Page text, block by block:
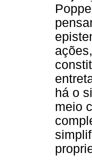
há o
meio